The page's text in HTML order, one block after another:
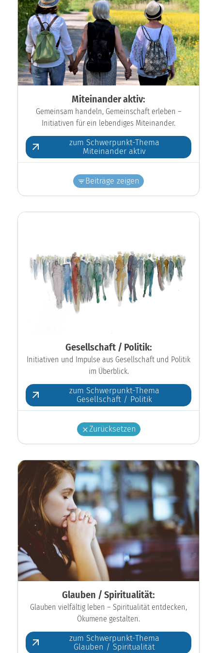
Miteinander aktiv:
Gemeinsam handeln, Gemeinschaft erleben –
Initiativen für ein lebendiges Miteinander.
zum Schwerpunkt-Thema
Miteinander aktiv
Beiträge zeigen
Gesellschaft / Politik:
Initiativen und Impulse aus Gesellschaft und Politik
im Überblick.
zum Schwerpunkt-Thema
Gesellschaft / Politik
Zurücksetzen
Glauben / Spiritualität:
Glauben vielfältig leben – Spiritualität entdecken,
Ökumene gestalten.
zum Schwerpunkt-Thema
Glauben / Spiritualität